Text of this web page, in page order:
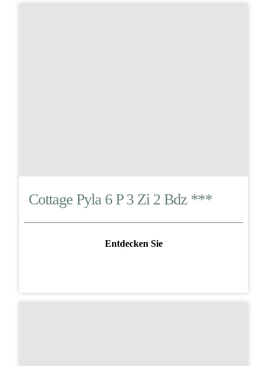
Cottage Pyla 6 P 3 Zi 2 Bdz ***
Entdecken Sie